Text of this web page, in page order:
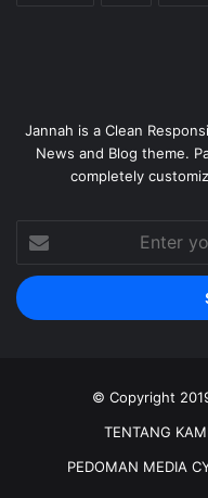
Jannah is a Clean
News and Blog theme.
completely
your
Email
address
© Copyright
TENTANG
PEDOMAN MEDIA